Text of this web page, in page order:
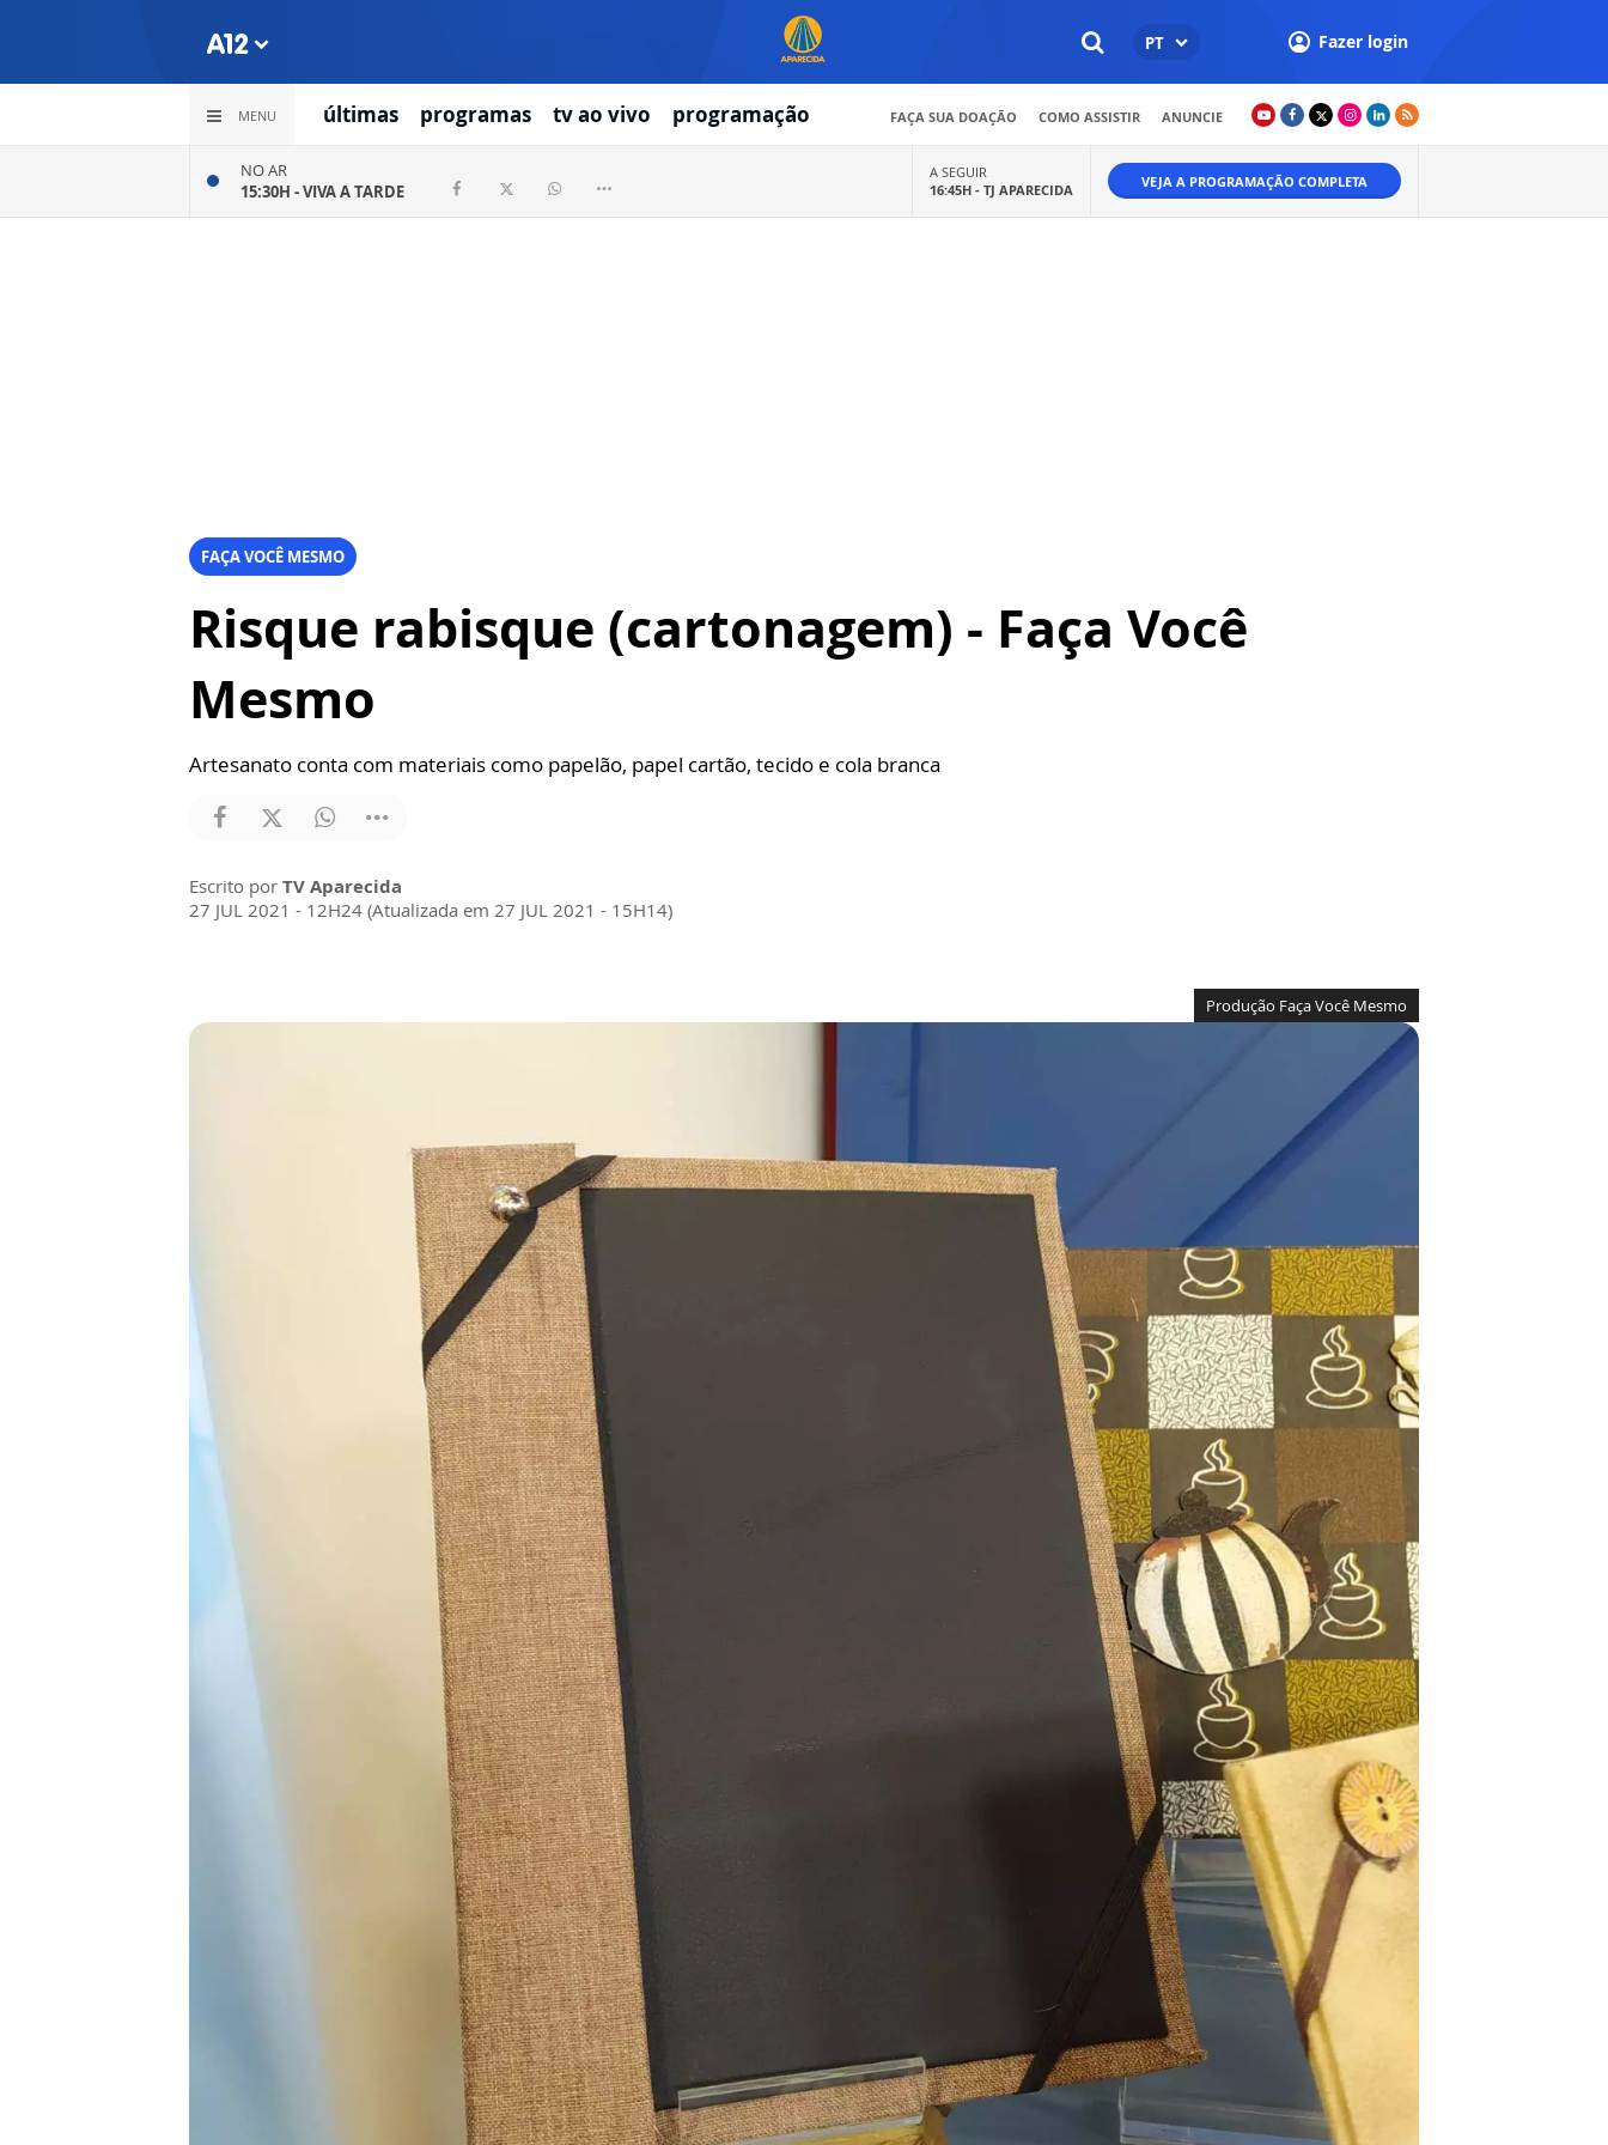
PT Fazer login
MENU últimas programas tv ao vivo programação FAÇA SUA DOAÇÃO COMO ASSISTIR ANUNCIE
NO AR
15:30H -VIVA A TARDE
A SEGUIR
16:45H - TJ APARECIDA VEJA A PROGRAMAÇÃO COMPLETA
FAÇA VOCÊ MESMO
Risque rabisque (cartonagem) - Faça Você
Mesmo
Artesanato conta com materiais como papelão, papel cartão, tecido e cola branca
Escrito por TV Aparecida
27 JUL 2021 - 12H24 (Atualizada em 27 JUL 2021 - 15H14)
Produção Faça Você Mesmo